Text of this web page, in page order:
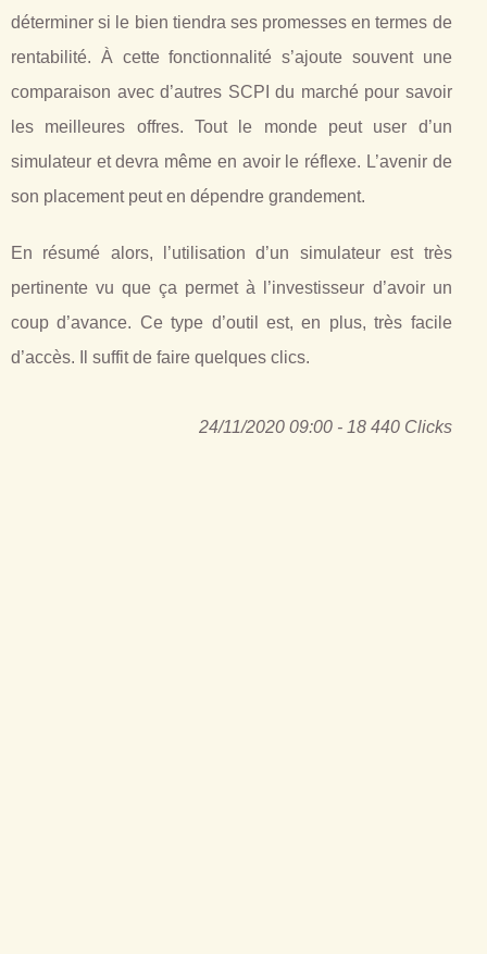
déterminer si le bien tiendra ses promesses en termes de
rentabilité. À cette fonctionnalité s’ajoute souvent une
comparaison avec d’autres SCPI du marché pour savoir
les meilleures offres. Tout le monde peut user d’un
simulateur et devra même en avoir le réflexe. L’avenir de
son placement peut en dépendre grandement.
En résumé alors, l’utilisation d’un simulateur est très
pertinente vu que ça permet à l’investisseur d’avoir un
coup d’avance. Ce type d’outil est, en plus, très facile
d’accès. Il suffit de faire quelques clics.
24/11/2020 09:00 - 18 440 Clicks